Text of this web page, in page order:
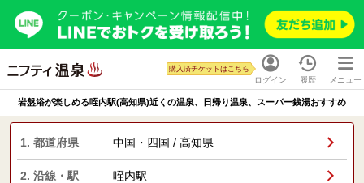
ログイン
購入済チケットはこちら
履歴 メニュー
岩盤浴が楽しめる咥内駅(高知県)近くの温泉、日帰り温泉、スーパー銭湯おすすめ
1. 都道府県 中国・四国 / 高知県
2. 沿線・駅 咥内駅